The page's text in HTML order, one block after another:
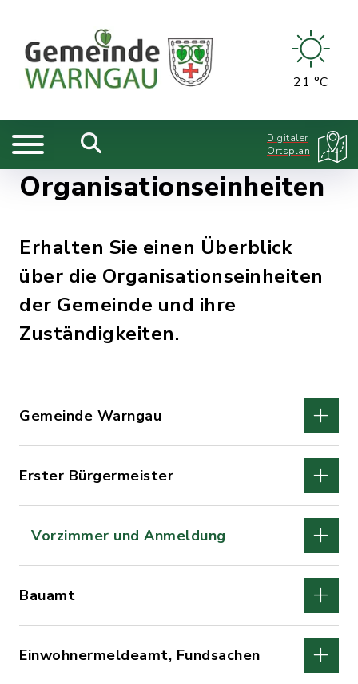
21 °C
Digitaler
Ortsplan
Organisationseinheiten
Erhalten Sie einen Überblick
über die Organisationseinheiten
der Gemeinde und ihre
Zuständigkeiten.
Gemeinde Warngau
Erster Bürgermeister
Vorzimmer und Anmeldung
Bauamt
Einwohnermeldeamt, Fundsachen